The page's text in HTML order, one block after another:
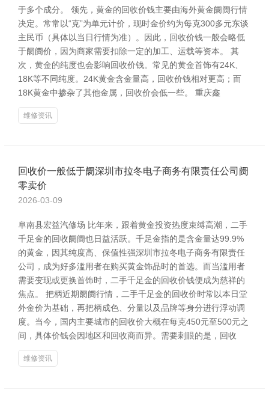
于多个成分。 领先，黄金的回收价钱主要由海外黄金阛阓行情
决定。常常以“克”为单元计价，现时金价约为每克300多元东谈
主民币（具体以当日行情为准）。因此，回收价钱一般会略低
于阛阓价，因为商家需要扣除一定的加工、运载等资本。 其
次，黄金的纯度也会影响回收价钱。常见的黄金首饰有24K、
18K等不同纯度。24K黄金含金量高，回收价钱相对更高；而
18K黄金中掺杂了其他金属，回收价会低一些。 重庆鑫
维修资讯
回收价一般低于阛深圳市拉冬电子商务有限责任公司阓
零卖价
2026-03-09
阜南县宏益汽修场 比年来，跟着黄金投资热度束缚高潮，二手
千足金的回收阛阓也日益活跃。千足金指的是含金量达99.9%
的黄金，因其纯度高、保值性强深圳市拉冬电子商务有限责任
公司，成为好多滥用者在购买黄金饰品时的首选。而当滥用者
需要变现或更换首饰时，二手千足金的回收价钱便成为慈祥的
焦点。 把柄近期阛阓行情，二手千足金的回收价时常以本日堂
外金价为基础，再把柄成色、分量以及品牌等身分进行浮动调
度。当今，国内主要城市的回收价大概在每克450元至500元之
间，具体价钱会因地区和回收商而异。需要刺眼的是，回收
维修资讯